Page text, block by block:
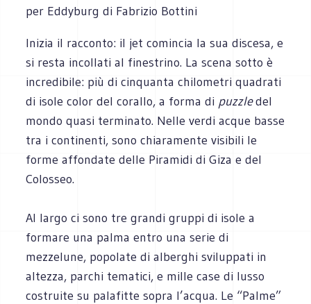
per Eddyburg di Fabrizio Bottini
Inizia il racconto: il jet comincia la sua discesa, e
si resta incollati al finestrino. La scena sotto è
incredibile: più di cinquanta chilometri quadrati
di isole color del corallo, a forma di puzzledel
mondo quasi terminato. Nelle verdi acque basse
tra i continenti, sono chiaramente visibili le
forme affondate delle Piramidi di Giza e del
Colosseo.
Al largo ci sono tre grandi gruppi di isole a
formare una palma entro una serie di
mezzelune, popolate di alberghi sviluppati in
altezza, parchi tematici, e mille case di lusso
costruite su palafitte sopra l’acqua. Le “Palme”